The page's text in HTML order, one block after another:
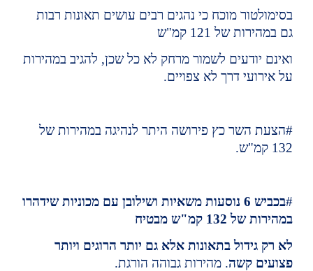
גם במהירות של 121 קמ"ש
על אירועי דרך לא צפויים.
132 קמ"ש.
#
במהירות של 132 קמ"ש מבטיח
פצועים קשה. מהירות גבוהה הורגת.